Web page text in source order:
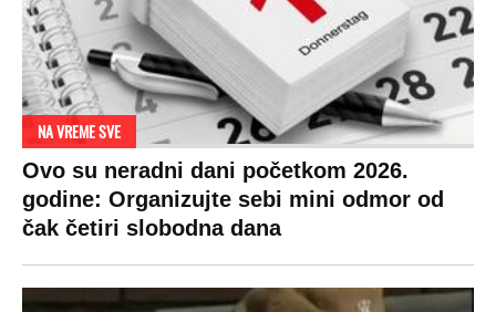
NA VREME SVE
Ovo su neradni dani početkom 2026.
godine: Organizujte sebi mini odmor od
čak četiri slobodna dana